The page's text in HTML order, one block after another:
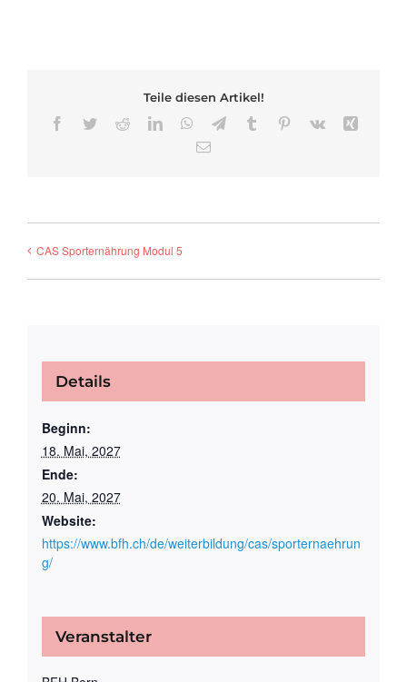
Teile diesen Artikel!
Facebook
TwitterRedditLinkedInWhatsApp
TelegramTumblr Pinterest
Vk
E-
CAS Sporternährung Modul 5
Details
Beginn:
18. Mai, 2027
Ende:
20. Mai, 2027
Website:
https://www.bfh.ch/de/weiterbildung/cas/sporternaehrun
g/
Veranstalter